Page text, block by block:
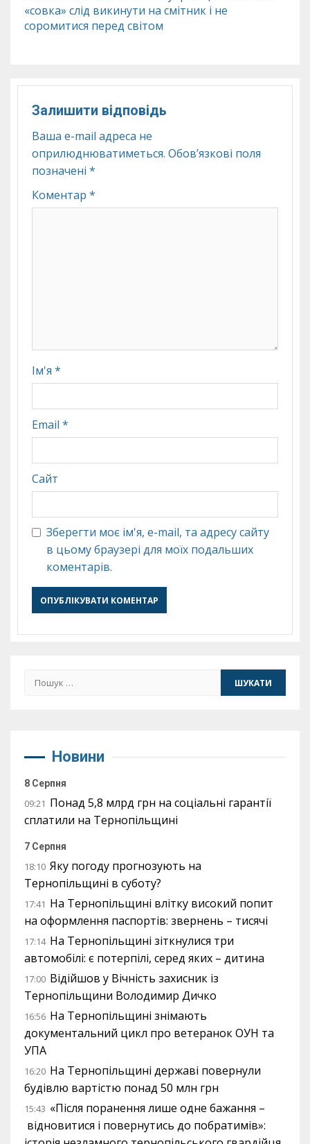
«совка» слід викинути на смітник і не
соромитися перед світом
Залишити відповідь
Ваша e-mail адреса не
оприлюднюватиметься. Обов’язкові поля
позначені *
Коментар *
Ім'я *
Email *
Сайт
Зберегти моє ім'я, e-mail, та адресу сайту
в цьому браузері для моїх подальших
коментарів.
Пошук:
Новини
8 Серпня
09:21 Понад 5,8 млрд грн на соціальні гарантії
сплатили на Тернопільщині
7 Серпня
18:10 Яку погоду прогнозують на
Тернопільщині в суботу?
17:41 На Тернопільщині влітку високий попит
на оформлення паспортів: звернень – тисячі
17:14 На Тернопільщині зіткнулися три
автомобілі: є потерпілі, серед яких – дитина
17:00 Відійшов у Вічність захисник із
Тернопільщини Володимир Дичко
16:56 На Тернопільщині знімають
документальний цикл про ветеранок ОУН та
УПА
16:20 На Тернопільщині державі повернули
будівлю вартістю понад 50 млн грн
15:43 «Після поранення лише одне бажання –
відновитися і повернутись до побратимів»: